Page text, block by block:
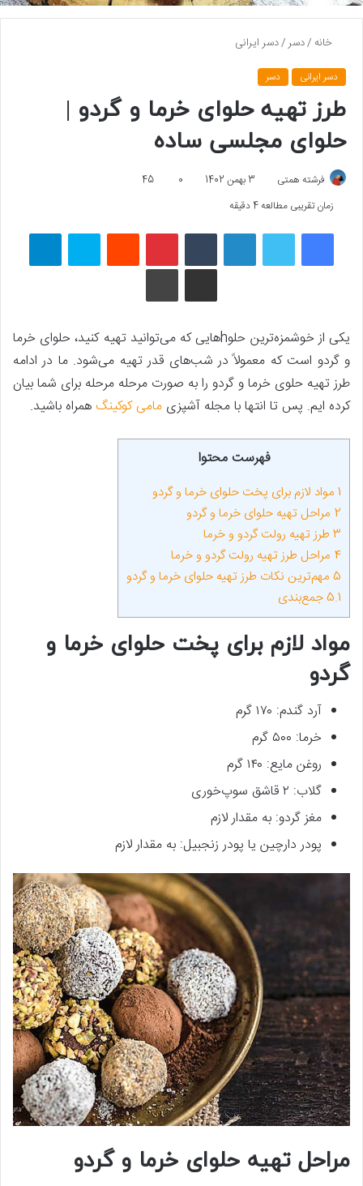
خانه /دسر/دسر ایرانی
دسر ایرانی دسر
طرز تهیه حلوای خرما و گردو |
حلوای مجلسی ساده
فرشته همتی 3 بهمن 1402 0
45
زمان تقریبی مطالعه 4 دقیقه
فیسبوک لینکداین پینتریست اسکایپ
چاپ
یکی از خوشمزه‌ترین حلوhهایی که می‌توانید تهیه کنید، حلوای خرما
و گردو است که معمولاً در شب‌های قدر تهیه می‌شود. ما در ادامه
طرز تهیه حلوی خرما و گردو را به صورت مرحله مرحله برای شما بیان
کرده ایم. پس تا انتها با مجله آشپزی مامی کوکینگهمراه باشید.
فهرست محتوا
1 مواد لازم برای پخت حلوای خرما و گردو
2 مراحل تهیه حلوای خرما و گردو
3 طرز تهیه رولت گردو و خرما
4 مراحل طرز تهیه رولت گردو و خرما
5 مهم‌ترین نکات طرز تهیه حلوای خرما و گردو
5.1جمع‌بندی
مواد لازم برای پخت حلوای خرما و
گردو
آرد گندم: ۱۷۰ گرم
خرما: ۵۰۰ گرم
روغن مایع: ۱۴۰ گرم
گلاب: ۲ قاشق سوپ‌خوری
مغز گردو: به مقدار لازم
پودر دارچین یا پودر زنجبیل: به مقدار لازم
مراحل تهیه حلوای خرما و گردو